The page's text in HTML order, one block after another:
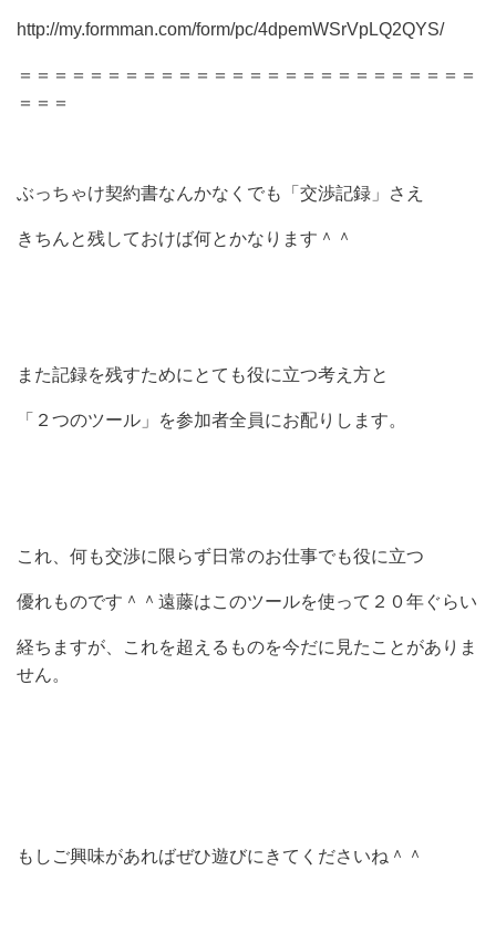
http://my.formman.com/form/pc/4dpemWSrVpLQ2QYS/
＝＝＝＝＝＝＝＝＝＝＝＝＝＝＝＝＝＝＝＝＝＝＝＝＝＝
＝＝＝
ぶっちゃけ契約書なんかなくでも「交渉記録」さえ
きちんと残しておけば何とかなります＾＾
また記録を残すためにとても役に立つ考え方と
「２つのツール」を参加者全員にお配りします。
これ、何も交渉に限らず日常のお仕事でも役に立つ
優れものです＾＾遠藤はこのツールを使って２０年ぐらい
経ちますが、これを超えるものを今だに見たことがありま
せん。
もしご興味があればぜひ遊びにきてくださいね＾＾